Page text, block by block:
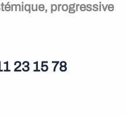
progressive
23 15 78